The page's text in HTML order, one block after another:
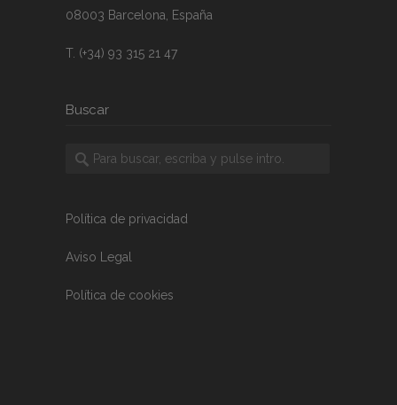
08003 Barcelona, España
T. (+34) 93 315 21 47
Buscar
Política de privacidad
Aviso Legal
Política de cookies